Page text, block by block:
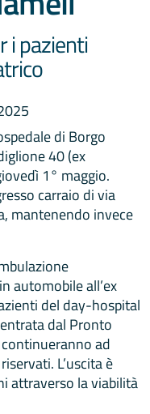
i pazienti
di Borgo
40 (ex
1° maggio.
carraio di via
mantenendo invece
automobile all’ex
del day-hospital
dal Pronto
ad
L’uscita è
attraverso la viabilità